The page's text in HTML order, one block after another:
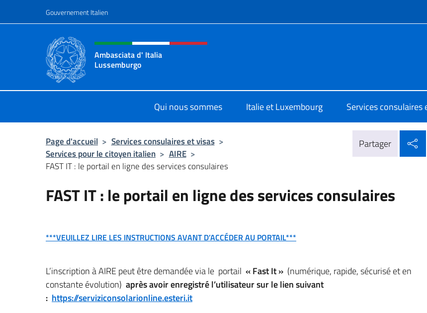
Gouvernement Italien
Site Web, social et en-tête de menu
Ambasciata d' Italia
Lussemburgo
Qui nous sommes Italie et Luxembourg Services consulaires
Page d'accueil > Services consulaires et visas >
Services pour le citoyen italien > AIRE >
FAST IT : le portail en ligne des services consulaires
Partager
FAST IT : le portail en ligne des services consulaires
***VEUILLEZ LIRE LES INSTRUCTIONS AVANT D’ACCÉDER AU PORTAIL***
L’inscription à AIRE peut être demandée via le portail « Fast It » (numérique, rapide, sécurisé et en
constante évolution) après avoir enregistré l’utilisateur sur le lien suivant
: https://serviziconsolarionline.esteri.it